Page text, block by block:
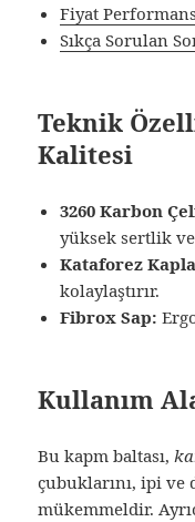
Fiyat
Sıkça Sorulan
Teknik
Kalitesi
3260 Karbon
yüksek sertlik
Kataforez
kolaylaştırır.
Fibrox Sap:
Kullanım
Bu kapm baltası,
çubuklarını, ipi ve
mükemmeldir.